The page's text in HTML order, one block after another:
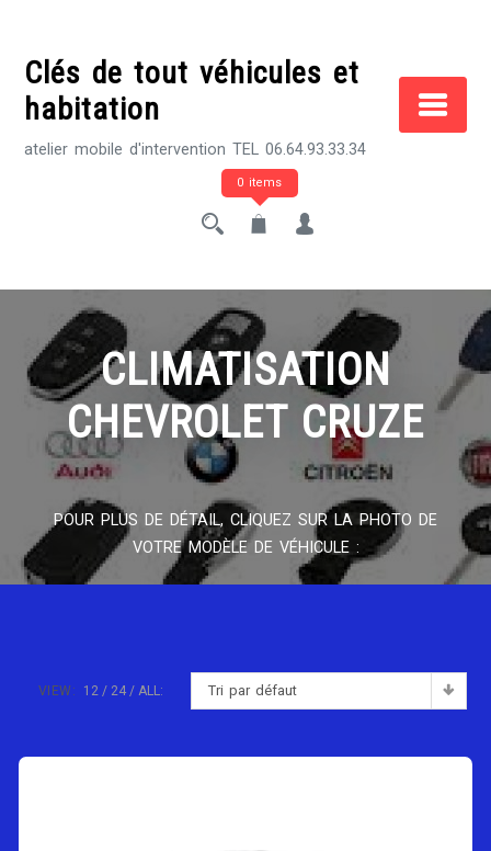
contentClés de tout véhicules et
habitation
atelier mobile d'intervention TEL 06.64.93.33.34
0 items
CLIMATISATION
CHEVROLET CRUZE
POUR PLUS DE DÉTAIL, CLIQUEZ SUR LA PHOTO DE
VOTRE MODÈLE DE VÉHICULE :
Tri par défaut
VIEW: 12 24 ALL: